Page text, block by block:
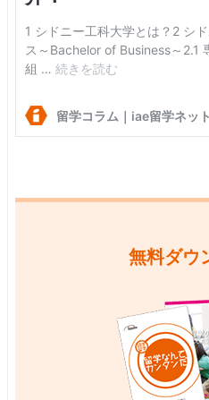
無料ダウ